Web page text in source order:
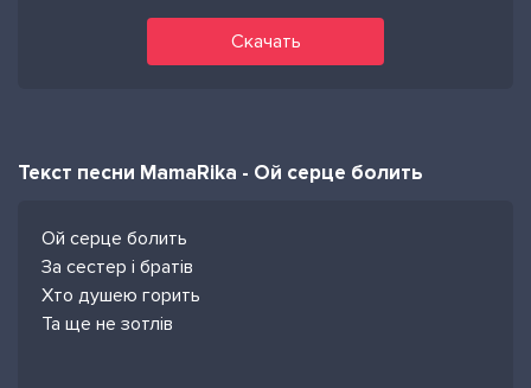
Скачать
Текст песни MamaRika - Ой серце болить
Ой серце болить
За сестер і братів
Хто душею горить
Та ще не зотлів